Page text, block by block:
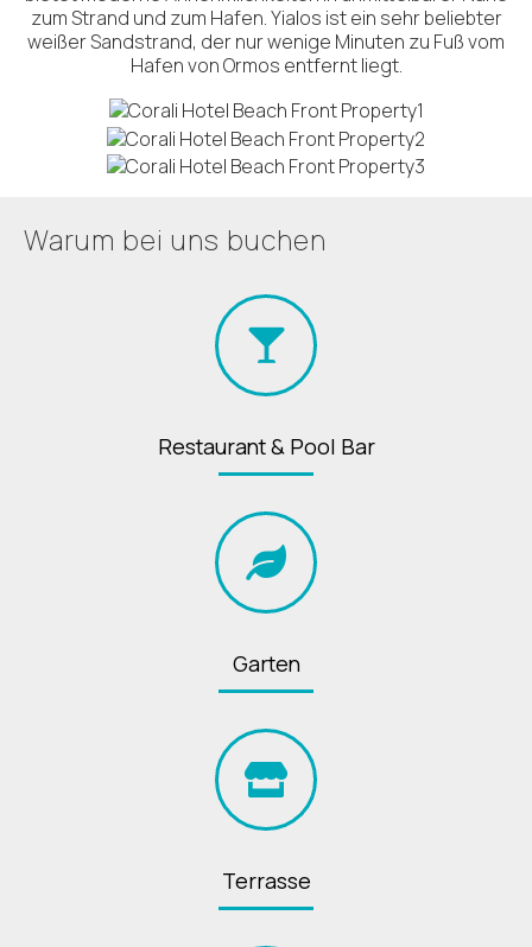
zum Strand und zum Hafen. Yialos ist ein sehr beliebter
weißer Sandstrand, der nur wenige Minuten zu Fuß vom
Hafen von Ormos entfernt liegt.
Warum bei uns buchen
Restaurant & Pool Bar
Garten
Terrasse